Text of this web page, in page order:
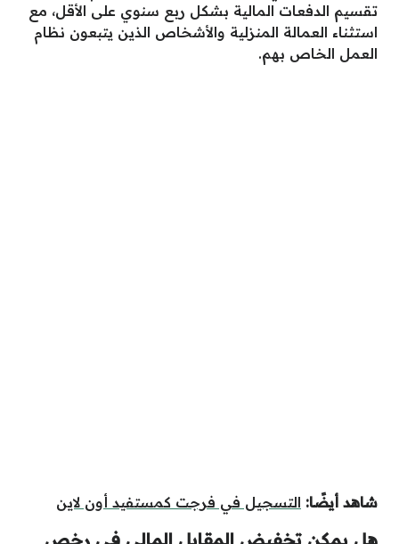
تقسيم الدفعات المالية بشكل ربع سنوي على الأقل، مع
استثناء العمالة المنزلية والأشخاص الذين يتبعون نظام
العمل الخاص بهم.
شاهد أيضًا: التسجيل في فرجت كمستفيد أون لاين